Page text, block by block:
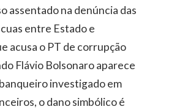
assentado na denúncia das
entre Estado e
acusa o PT de corrupção
Flávio Bolsonaro aparece
investigado em
o dano simbólico é